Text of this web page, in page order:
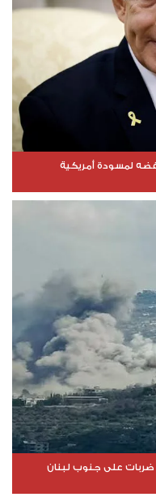
لمسودة أمريكية
ضربات على جنوب لبنان